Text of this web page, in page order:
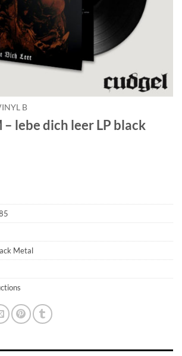
B
– lebe dich leer LP black
Metal